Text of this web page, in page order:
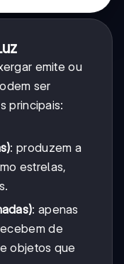
emite ou
ser
principais:
: produzem a
estrelas,
: apenas
de
objetos que